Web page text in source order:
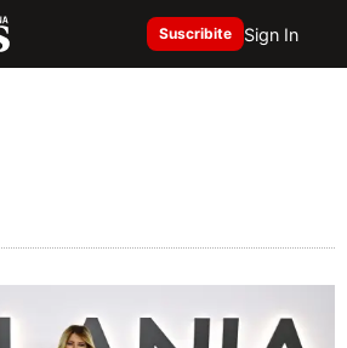
Suscribite Sign In